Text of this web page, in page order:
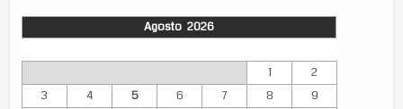
Agosto 2026
1
2
3
4 5 6 7 8
9